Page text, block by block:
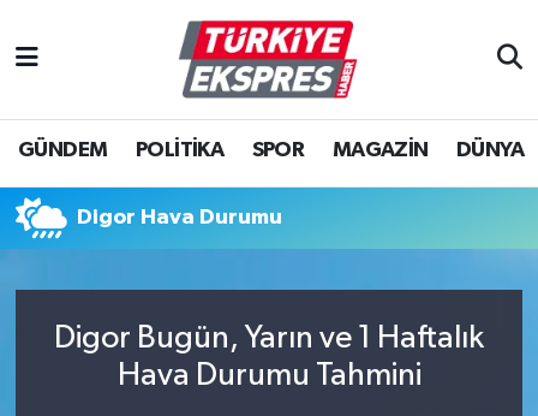
GÜNDEM POLİTİKA SPOR MAGAZİN DÜNYA
Digor Hava Durumu
Digor Bugün, Yarın ve 1 Haftalık
Hava Durumu Tahmini
İstanbul Nöbetçi Eczaneler
İstanbul Hava Durumu
İstanbul Namaz Vakitleri
Süper Lig Puan Durumu ve Fikstür